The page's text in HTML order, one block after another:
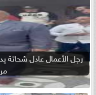
رجل الأعمال عادل شحاتة